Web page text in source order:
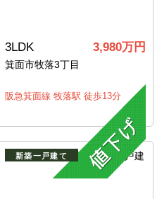
3LDK 3,980万円
箕面市牧落3丁目
阪急箕面線 牧落駅 徒歩13分
新築一戸建て